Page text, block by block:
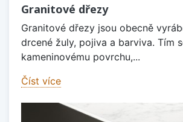
Granitové dřezy
Granitové dřezy jsou obecně
drcené žuly, pojiva a barviva. Tím
kameninovému povrchu,...
Číst více